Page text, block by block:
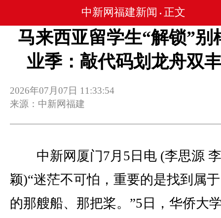
中新网福建新闻 • 正文
马来西亚留学生“解锁”别
业季：敲代码划龙舟双
2026年07月07日 11:33:54
来源：中新网福建
中新网厦门7月5日电 (李思源
颖)“迷茫不可怕，重要的是找到属
的那艘船、那把桨。”5日，华侨大